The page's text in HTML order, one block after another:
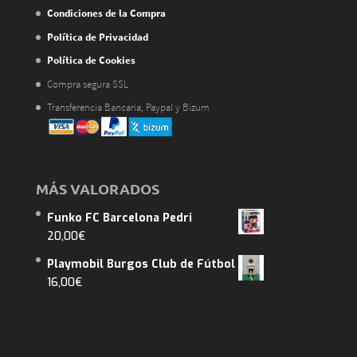
Condiciones de la Compra
Política de Privacidad
Política de Cookies
Compra segura SSL
Transferencia Bancaria, Paypal y Bizum
MÁS VALORADOS
Funko FC Barcelona Pedri
20,00€
Playmobil Burgos Club de Fútbol
16,00€